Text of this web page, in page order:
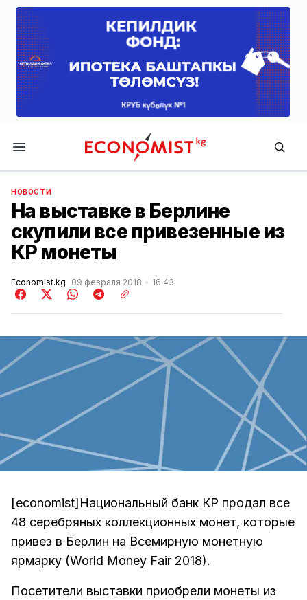
Economist.kg
НОВОСТИ
На выставке в Берлине
скупили все привезенные из
КР монеты
Economist.kg 09 февраля 2018 16:43
[economist]Национальный банк КР продал все
48 серебряных коллекционных монет, которые
привез в Берлин на Всемирную монетную
ярмарку (World Money Fair 2018).
Посетители выставки приобрели монеты из